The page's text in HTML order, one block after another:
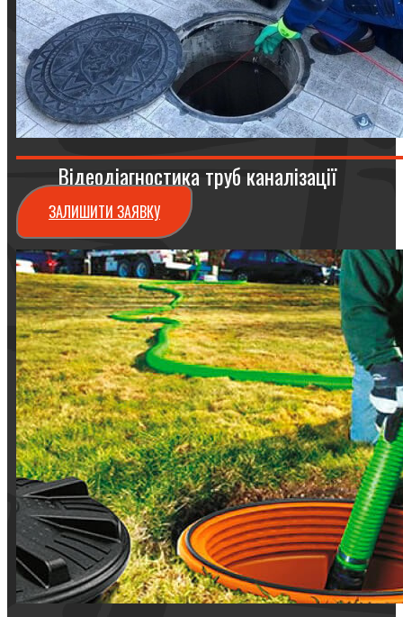
Відеодіагностика труб каналізації
ЗАЛИШИТИ ЗАЯВКУ